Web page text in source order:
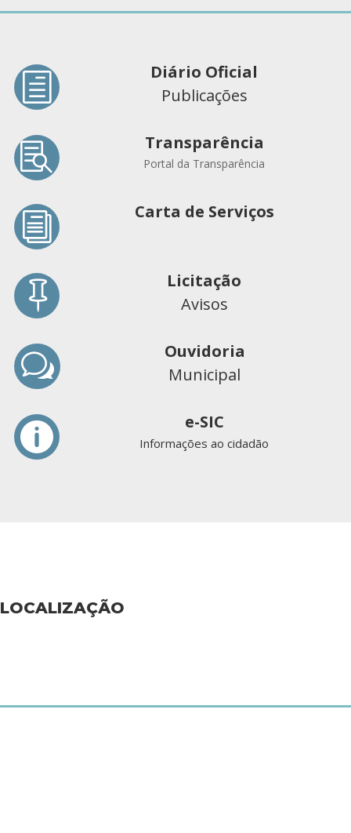
h
Diário Oficial
Publicações
 Transparência
Portal da Transparência
i Carta de Serviços

Licitação
Avisos
w
Ouvidoria
Municipal
 e-SIC
Informações ao cidadão
LOCALIZAÇÃO